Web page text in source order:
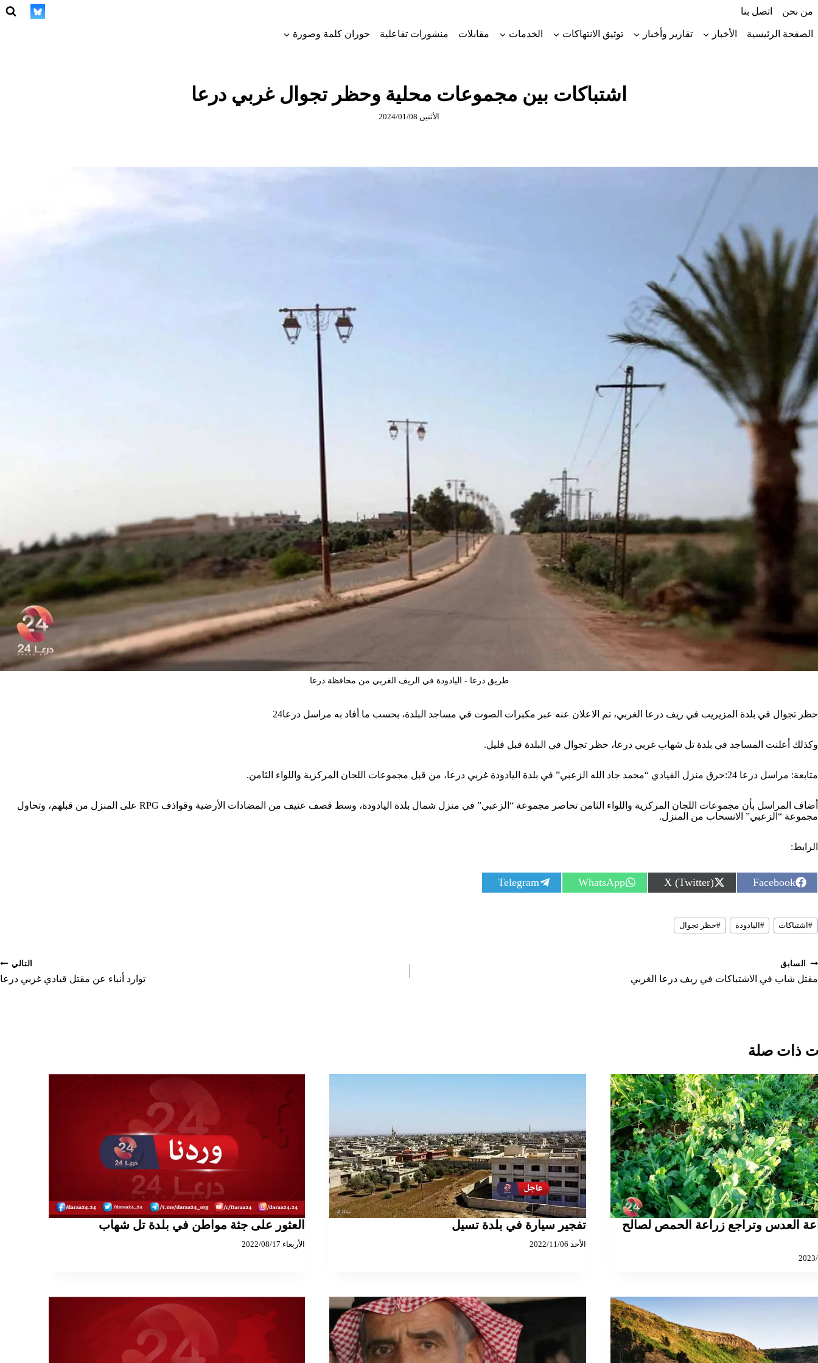
إلىمن نحن اتصل بنا
الصفحة الرئيسية الأخبار تقارير وأخبار توثيق الانتهاكات الخدمات مقابلات منشورات تفاعلية حوران كلمة وصورة
اشتباكات بين مجموعات محلية وحظر تجوال غربي درعا
الأثنين 2024/01/08
طريق درعا - اليادودة في الريف الغربي من محافظة درعا
حظر تجوال في بلدة المزيريب في ريف درعا الغربي، تم الاعلان عنه عبر مكبرات الصوت في مساجد البلدة، بحسب ما أفاد به مراسل درعا24
وكذلك أعلنت المساجد في بلدة تل شهاب غربي درعا، حظر تجوال في البلدة قبل قليل.
متابعة: مراسل درعا 24:حرق منزل القيادي “محمد جاد الله الزعبي” في بلدة اليادودة غربي درعا، من قبل مجموعات اللجان المركزية واللواء الثامن.
أضاف المراسل بأن مجموعات اللجان المركزية واللواء الثامن تحاصر مجموعة “الزعبي” في منزل شمال بلدة اليادودة، وسط قصف عنيف من المضادات الأرضية وقواذف RPG على المنزل من قبلهم، وتحاول
مجموعة “الزعبي” الانسحاب من المنزل.
الرابط:
S
h
r
e
o
Facebook
S
h
r
e
o
X (Twitter)
S
h
WhatsApp
S
h
Telegram
وسوم
المقال:
#اشتباكات # اليادودة #حظر تجوال
تصفّح
المقالات
السابق
مقتل شاب في الاشتباكات في ريف درعا الغربي
التالي
توارد أنباء عن مقتل قيادي غربي درعا
ذات صلة
العدس وتراجع زراعة الحمص لصالح تفجير سيارة في بلدة تسيل
الأحد 2022/11/06
العثور على جثة مواطن في بلدة تل شهاب
الأربعاء 2022/08/17